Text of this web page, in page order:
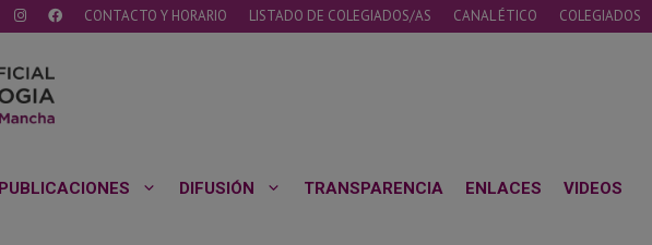
CONTACTO Y HORARIO LISTADO DE COLEGIADOS/AS CANAL ÉTICO COLEGIADOS
PUBLICACIONES DIFUSIÓN TRANSPARENCIA ENLACES VIDEOS